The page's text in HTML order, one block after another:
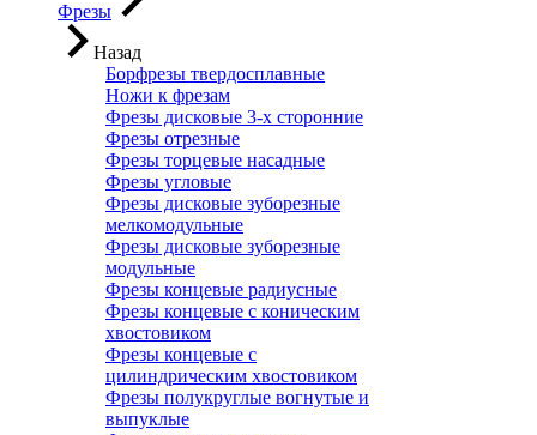
Фрезы
Назад
Борфрезы твердосплавные
Ножи к фрезам
Фрезы дисковые 3-х сторонние
Фрезы отрезные
Фрезы торцевые насадные
Фрезы угловые
Фрезы дисковые зуборезные
мелкомодульные
Фрезы дисковые зуборезные
модульные
Фрезы концевые радиусные
Фрезы концевые с коническим
хвостовиком
Фрезы концевые с
цилиндрическим хвостовиком
Фрезы полукруглые вогнутые и
выпуклые